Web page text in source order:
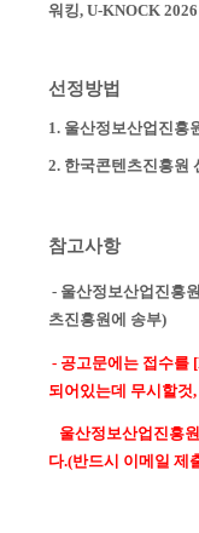
워킹, U-KNOCK
선정방법
1. 울산정보산업진흥
2. 한국콘텐츠진흥원
참고사항
- 울산정보산업진흥
츠진흥원에 송부)
- 공고문에는 접수를
되어있는데 무시할것,
울산정보산업진흥
다.(반드시 이메일 제